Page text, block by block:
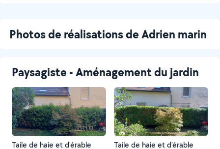
Photos de réalisations de Adrien marin
Paysagiste - Aménagement du jardin
Taile de haie et d'érable
Taile de haie et d'érable